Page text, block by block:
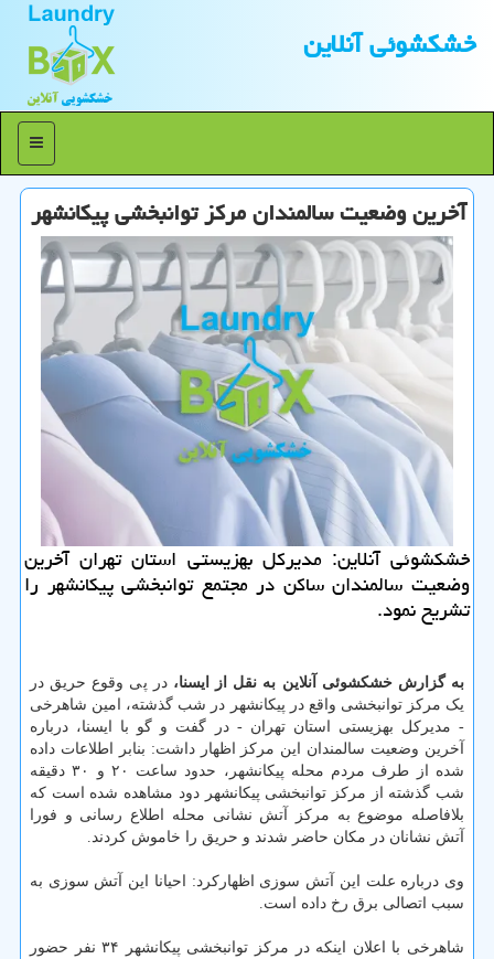
خشكشوئی آنلاین
منو
آخرین وضعیت سالمندان مركز توانبخشی پیكانشهر
خشكشوئی آنلاین: مدیركل بهزیستی استان تهران آخرین
وضعیت سالمندان ساكن در مجتمع توانبخشی پیكانشهر را
تشریح نمود.
به گزارش خشکشوئی آنلاین به نقل از ایسنا،در پی وقوع حریق در
یک مرکز توانبخشی واقع در پیکانشهر در شب گذشته، امین شاهرخی
- مدیرکل بهزیستی استان تهران - در گفت و گو با ایسنا، درباره
آخرین وضعیت سالمندان این مرکز اظهار داشت: بنابر اطلاعات داده
شده از طرف مردم محله پیکانشهر، حدود ساعت ۲۰ و ۳۰ دقیقه
شب گذشته از مرکز توانبخشی پیکانشهر دود مشاهده شده است که
بلافاصله موضوع به مرکز آتش نشانی محله اطلاع رسانی و فورا
آتش نشانان در مکان حاضر شدند و حریق را خاموش کردند.
وی درباره علت این آتش سوزی اظهارکرد: احیانا این آتش سوزی به
سبب اتصالی برق رخ داده است.
شاهرخی با اعلان اینکه در مرکز توانبخشی پیکانشهر ۳۴ نفر حضور